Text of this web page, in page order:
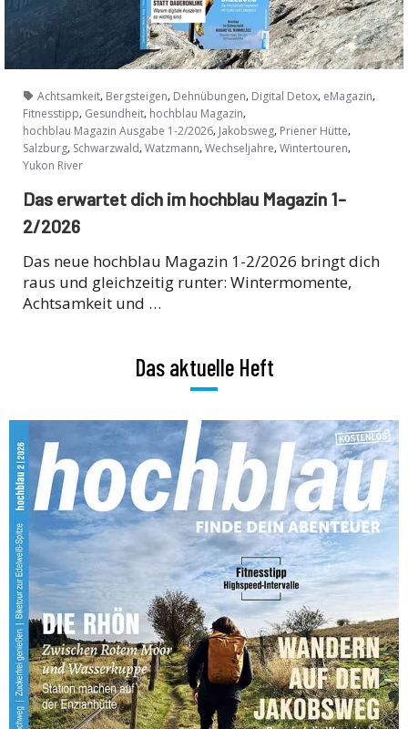
Achtsamkeit, Bergsteigen, Dehnübungen, Digital Detox, eMagazin,
Fitnesstipp, Gesundheit, hochblau Magazin,
hochblau Magazin Ausgabe 1-2/2026, Jakobsweg, Priener Hütte,
Salzburg, Schwarzwald, Watzmann, Wechseljahre, Wintertouren,
Yukon River
Das erwartet dich im hochblau Magazin 1-
2/2026
Das neue hochblau Magazin 1-2/2026 bringt dich
raus und gleichzeitig runter: Wintermomente,
Achtsamkeit und …
Das aktuelle Heft